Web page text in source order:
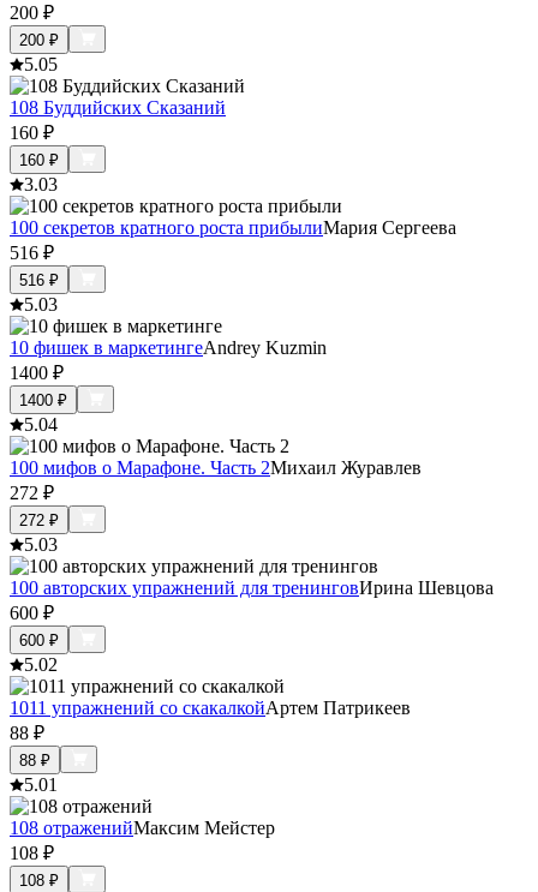
200 ₽
200 ₽
5.05
108 Буддийских Сказаний
160 ₽
160 ₽
3.03
100 секретов кратного роста прибылиМария Сергеева
516 ₽
516 ₽
5.03
10 фишек в маркетингеAndrey Kuzmin
1400 ₽
1400 ₽
5.04
100 мифов о Марафоне. Часть 2Михаил Журавлев
272 ₽
272 ₽
5.03
100 авторских упражнений для тренинговИрина Шевцова
600 ₽
600 ₽
5.02
1011 упражнений со скакалкойАртем Патрикеев
88 ₽
88 ₽
5.01
108 отраженийМаксим Мейстер
108 ₽
108 ₽